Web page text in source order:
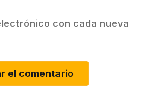
con cada nueva